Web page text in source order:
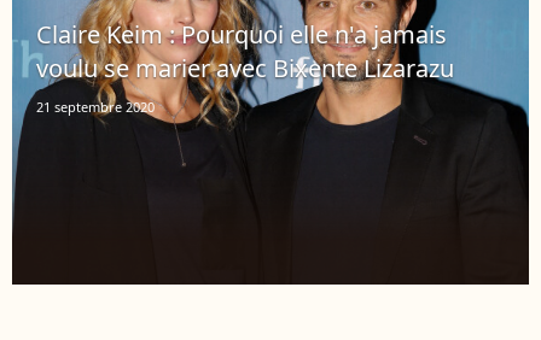
Claire Keim : Pourquoi elle n'a jamais
voulu se marier avec Bixente Lizarazu
21 septembre 2020